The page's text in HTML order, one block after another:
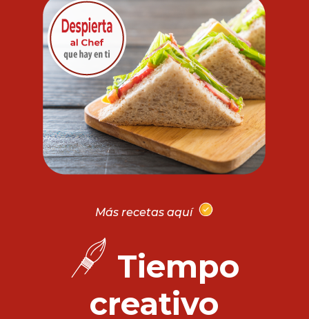
Más recetas aquí
Tiempo
creativo